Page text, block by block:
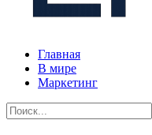
Главная
В мире
Маркетинг